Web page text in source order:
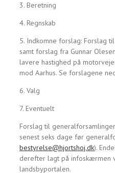
3. Beretning
4. Regnskab
5. Indkomne forslag: Forslag
samt forslag fra Gunnar
lavere hastighed på
mod Aarhus. Se forslagene
6. Valg
7. Eventuelt
Forslag til
senest seks dage før
bestyrelse@hjortshoj.dk).
derefter lagt på infoskærmen
landsbyportalen.